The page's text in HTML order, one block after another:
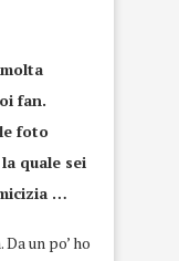
fan.
foto
quale sei
…
un po’ ho